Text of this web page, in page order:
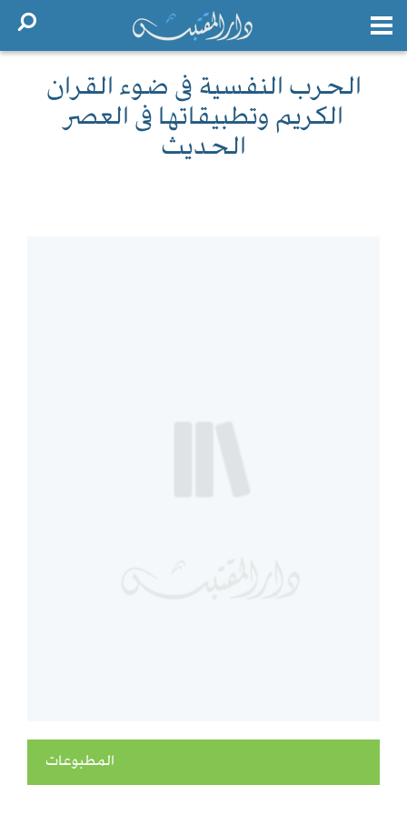
الحرب النفسية فى ضوء القران
الكريم وتطبيقاتها فى العصر
الحديث
المطبوعات